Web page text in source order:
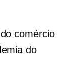
comércio
do